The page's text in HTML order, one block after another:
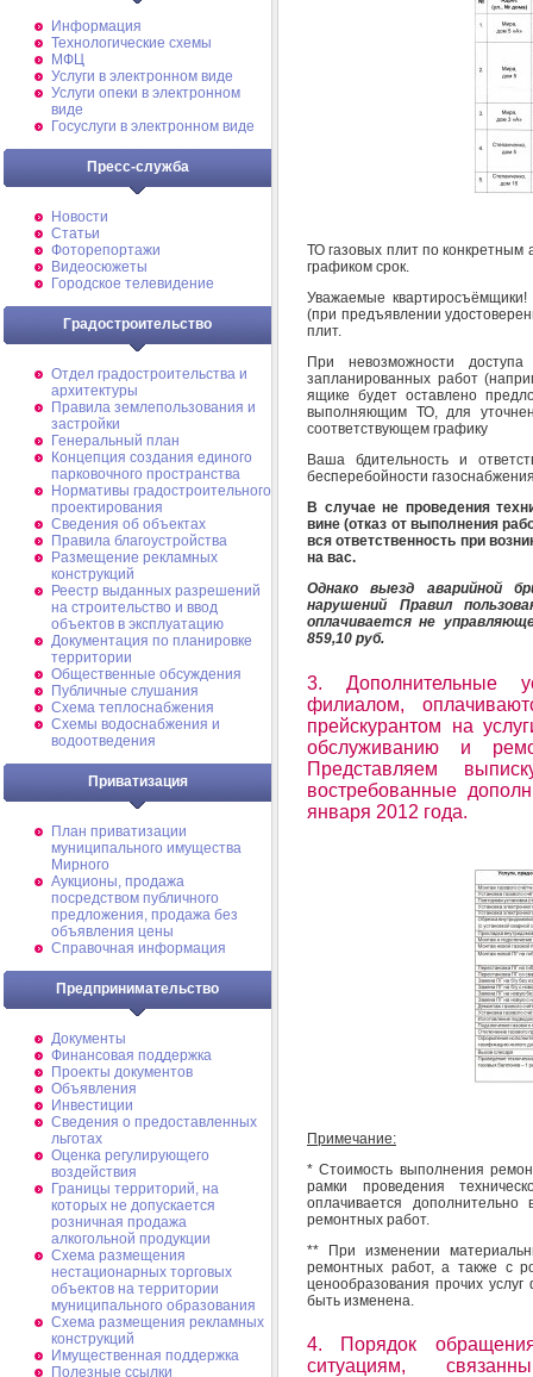
Информация
Технологические схемы
МФЦ
Услуги в электронном виде
Услуги опеки в электронном
виде
Госуслуги в электронном виде
Пресс-служба
Новости
Статьи
Фоторепортажи
Видеосюжеты
Городское телевидение
Градостроительство
Отдел градостроительства и
архитектуры
Правила землепользования и
застройки
Генеральный план
Концепция создания единого
парковочного пространства
Нормативы градостроительного
проектирования
Сведения об объектах
Правила благоустройства
Размещение рекламных
конструкций
Реестр выданных разрешений
на строительство и ввод
объектов в эксплуатацию
Документация по планировке
территории
Общественные обсуждения
Публичные слушания
Схема теплоснабжения
Схемы водоснабжения и
водоотведения
Приватизация
План приватизации
муниципального имущества
Мирного
Аукционы, продажа
посредством публичного
предложения, продажа без
объявления цены
Справочная информация
Предпринимательство
Документы
Финансовая поддержка
Проекты документов
Объявления
Инвестиции
Сведения о предоставленных
льготах
Оценка регулирующего
воздействия
Границы территорий, на
которых не допускается
розничная продажа
алкогольной продукции
Схема размещения
нестационарных торговых
объектов на территории
муниципального образования
Схема размещения рекламных
конструкций
Имущественная поддержка
Полезные ссылки
ТО газовых плит по конкретным
графиком срок.
Уважаемые квартиросъёмщики!
(при предъявлении
плит.
При невозможности
запланированных работ
ящике будет оставлено
выполняющим ТО, для
соответствующем графику
Ваша бдительность и
бесперебойности
В случае не проведения
вине (отказ от выполнения
вся ответственность при
на вас.
Однако выезд аварийной
нарушений Правил
оплачивается не
859,10 руб.
3. Дополнительные
филиалом,
прейскурантом на
обслуживанию и
Представляем
востребованные
января 2012 года.
Примечание:
* Стоимость выполнения
рамки проведения
оплачивается
ремонтных работ.
** При изменении
ремонтных работ, а также с
ценообразования прочих
быть изменена.
4. Порядок
ситуациям,